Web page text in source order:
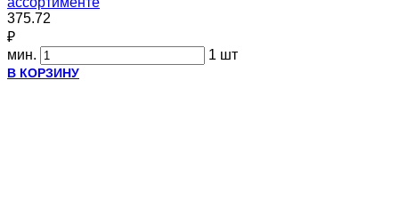
375.72
₽
мин.
1 шт
В КОРЗИНУ